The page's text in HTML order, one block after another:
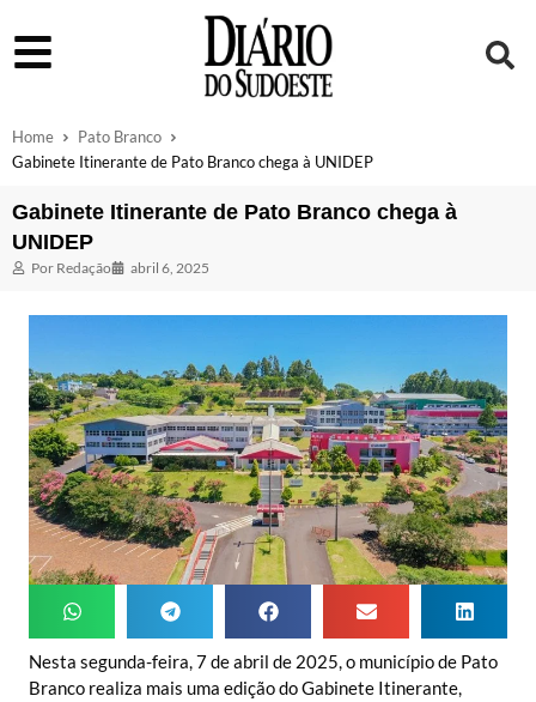
Home
Pato Branco
Gabinete Itinerante de Pato Branco chega à UNIDEP
Gabinete Itinerante de Pato Branco chega à
UNIDEP
Por Redação abril 6, 2025
Nesta segunda-feira, 7 de abril de 2025, o município de Pato
Branco realiza mais uma edição do Gabinete Itinerante,